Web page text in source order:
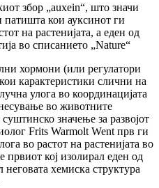
збор „auxein“, што значи
патишта кои ауксинот ги
на растенијата, а еден од
во списанието „Nature“
хормони (или регулатори
карактеристики слични на
улога во координацијата
во животните
значење за развојот
Frits Warmolt Went прв ги
во растот на растенијата во
првиот кој изолирал еден од
хемиска структура